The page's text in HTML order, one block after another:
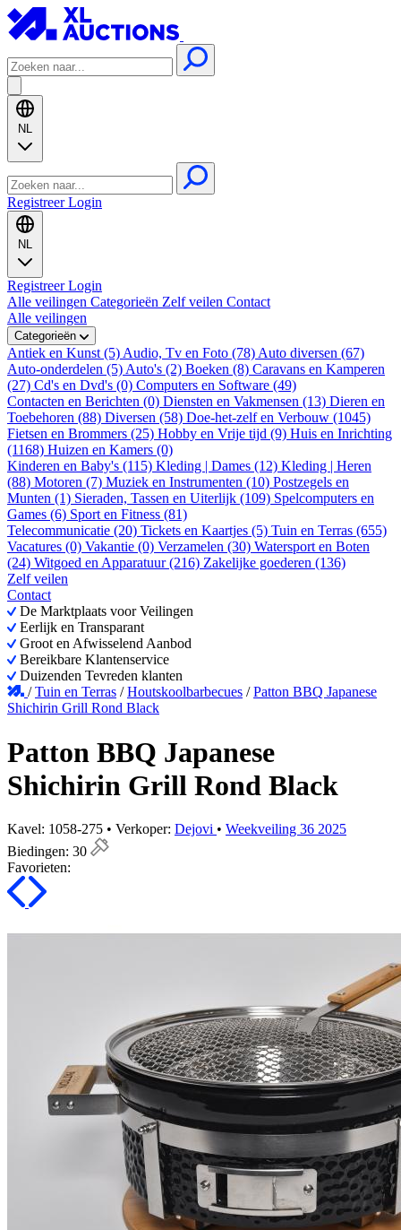
NL
RegistreerLogin
NL
RegistreerLogin
Alle veilingen Categorieën Zelf veilen Contact
Alle veilingen
Categorieën
Antiek en Kunst (5) Audio, Tv en Foto (78) Auto diversen (67)
Auto-onderdelen (5) Auto's (2) Boeken (8) Caravans en Kamperen
(27) Cd's en Dvd's (0) Computers en Software (49)
Contacten en Berichten (0) Diensten en Vakmensen (13) Dieren en
Toebehoren (88) Diversen (58) Doe-het-zelf en Verbouw (1045)
Fietsen en Brommers (25) Hobby en Vrije tijd (9) Huis en Inrichting
(1168) Huizen en Kamers (0)
Kinderen en Baby's (115) Kleding | Dames (12) Kleding | Heren
(88) Motoren (7) Muziek en Instrumenten (10) Postzegels en
Munten (1) Sieraden, Tassen en Uiterlijk (109) Spelcomputers en
Games (6) Sport en Fitness (81)
Telecommunicatie (20) Tickets en Kaartjes (5) Tuin en Terras (655)
Vacatures (0) Vakantie (0) Verzamelen (30) Watersport en Boten
(24) Witgoed en Apparatuur (216) Zakelijke goederen (136)
Zelf veilen
Contact
De Marktplaats voor Veilingen
Eerlijk en Transparant
Groot en Afwisselend Aanbod
Bereikbare Klantenservice
Duizenden Tevreden klanten
/Tuin en Terras /Houtskoolbarbecues /Patton BBQ Japanese
Shichirin Grill Rond Black
Patton BBQ Japanese
Shichirin Grill Rond Black
Kavel: 1058-275 • Verkoper: Dejovi • Weekveiling 36 2025
Biedingen: 30
Favorieten: